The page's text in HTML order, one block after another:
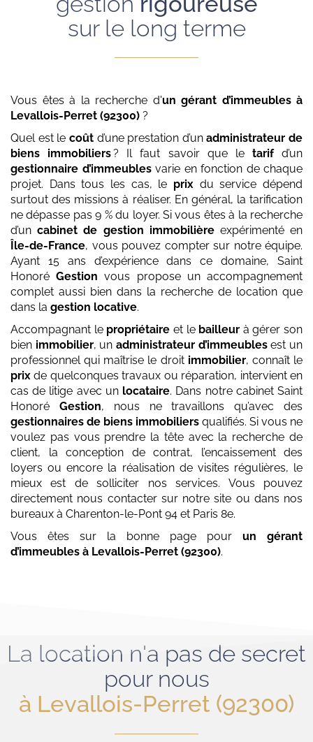
sur le long terme
Vous êtes à la recherche d'un gérant d’immeubles à
Levallois-Perret (92300) ?
Quel est le coûtd’une prestation d’unadministrateur de
biens immobiliers? Il faut savoir que le tarifd’un
gestionnaire d’immeublesvarie en fonction de chaque
projet. Dans tous les cas, le prix du service dépend
surtout des missions à réaliser. En général, la tarification
ne dépasse pas 9 % du loyer. Si vous êtes à la recherche
d’uncabinet de gestion immobilière expérimenté en
Île-de-France, vous pouvez compter sur notre équipe.
Ayant 15 ans d’expérience dans ce domaine, Saint
HonoréGestion vous propose un accompagnement
complet aussi bien dans la recherche de location que
dans la gestion locative.
Accompagnant le propriétaire et le bailleur à gérer son
bien immobilier, unadministrateur d’immeublesest un
professionnel qui maîtrise le droit immobilier, connaît le
prix de quelconques travaux ou réparation, intervient en
cas de litige avec un locataire. Dans notre cabinet Saint
Honoré Gestion, nous ne travaillons qu’avec des
gestionnaires de biens immobiliers qualifiés. Si vous ne
voulez pas vous prendre la tête avec la recherche de
client, la conception de contrat, l’encaissement des
loyers ou encore la réalisation de visites régulières, le
mieux est de solliciter nos services. Vous pouvez
directement nous contacter sur notre site ou dans nos
bureaux à Charenton-le-Pont 94 et Paris 8e.
Vous êtes sur la bonne page pour un gérant
d’immeubles à Levallois-Perret (92300).
La location n'a pas de secret
pour nous
à Levallois-Perret (92300)